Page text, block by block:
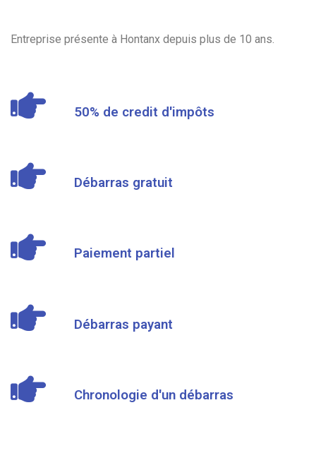
Entreprise présente à Hontanx depuis plus de 10 ans.
50% de credit d'impôts
Débarras gratuit
Paiement partiel
Débarras payant
Chronologie d'un débarras